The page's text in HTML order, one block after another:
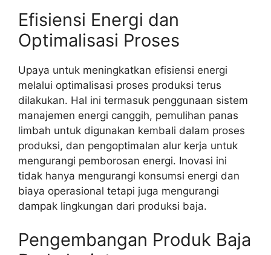
Efisiensi Energi dan
Optimalisasi Proses
Upaya untuk meningkatkan efisiensi energi
melalui optimalisasi proses produksi terus
dilakukan. Hal ini termasuk penggunaan sistem
manajemen energi canggih, pemulihan panas
limbah untuk digunakan kembali dalam proses
produksi, dan pengoptimalan alur kerja untuk
mengurangi pemborosan energi. Inovasi ini
tidak hanya mengurangi konsumsi energi dan
biaya operasional tetapi juga mengurangi
dampak lingkungan dari produksi baja.
Pengembangan Produk Baja